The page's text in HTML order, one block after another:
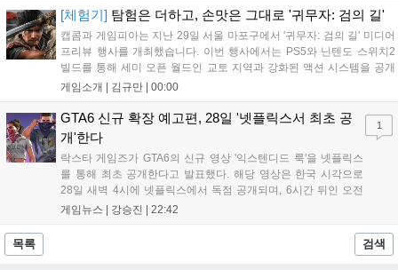
하고자 했으며, 실제 검술 전문가의 모션 캡처를 통해 리얼리티를 극대
다르지만, 특유의 통쾌한 손맛과 다크 판타지 분위기를 충실히 담아내어
시리즈 팬과 신규 이용자 모두에게 새로운 재미를 선사할 예정이다....
[체험기] 탐험은 더하고, 손맛은 그대로 '귀무자: 검의 길'
캡콤과 게임피아는 지난 29일 서울 마포구에서 '귀무자: 검의 길' 미디어
프리뷰 행사를 개최했습니다. 이번 행사에서는 PS5와 닌텐도 스위치2
빌드를 통해 세미 오픈 월드인 교토 지역과 강화된 액션 시스템을 공개
했습니다. 주인공 미야모토 무사시가 오니를 정화하는 과정을 담았으며,
탄탄한 게임성을 선보여 기대감을 높였습니다....
게임소개 | 김규만 | 00:00
GTA6 신규 확장 예고편, 28일 '넷플릭스서 최초 공
개'한다
락스타 게임즈가 GTA6의 신규 영상 '익스텐디드 룩'을 넷플릭스
를 통해 최초 공개한다고 발표했다. 해당 영상은 한국 시각으로
28일 새벽 4시에 넷플릭스에서 독점 공개되며, 6시간 뒤인 오전
10시부터 공식 유튜브와 홈페이지에서도 확인할 수 있다. 기존보
이례적인 협업이 향후 게임 마케팅 방식에 어떤 변화를 가져올지
게임뉴스 | 강승진 | 22:42
1
목록 검색